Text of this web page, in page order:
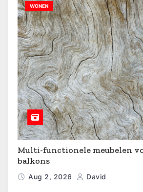
WONEN
Multi-functionele meubelen
balkons
Aug 2, 2026 David